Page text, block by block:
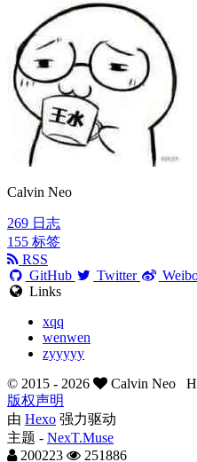
Calvin Neo
269 日志
155 标签
RSS
GitHub
Twitter
Links
xqq
wenwen
zyyyyy
© 2015 - 2026 Calvin Neo
版权声明
由 Hexo 强力驱动
主题 - NexT.Muse
200223
251886